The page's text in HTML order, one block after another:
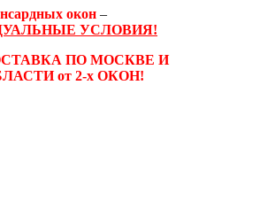
окон –
УСЛОВИЯ!
ПО МОСКВЕ И
от 2-х ОКОН!